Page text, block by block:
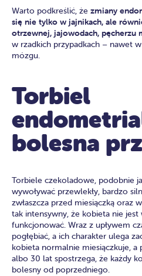
Warto podkreślić, że zmiany
się nie tylko w jajnikach, ale
otrzewnej, jajowodach, pęcherzu
w rzadkich przypadkach – nawet w
mózgu.
Torbiel
bolesna
Torbiele czekoladowe, podobnie
wywoływać przewlekły, bardzo
zwłaszcza przed miesiączką oraz
tak intensywny, że kobieta nie
funkcjonować. Wraz z upływem
pogłębiać, a ich charakter ulega
kobieta normalnie miesiączkuje,
albo 30 lat spostrzega, że każdy
bolesny od poprzedniego.